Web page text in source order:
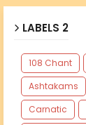
LABELS 2
108 Chant
Ashtakams
Carnatic